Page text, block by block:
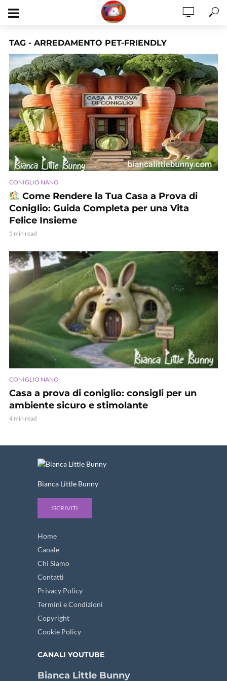
TAG - ARREDAMENTO PET-FRIENDLY
CONIGLIO NANO
Come Rendere la Tua Casa a Prova di
Coniglio: Guida Completa per una Vita
Felice Insieme
5 min read
CONIGLIO NANO
Casa a prova di coniglio: consigli per un
ambiente sicuro e stimolante
4 min read
Bianca Little Bunny
ISCRIVITI
Home
Canale
Chi Siamo
Contatti
Privacy Policy
Termini e Condizioni
Copyright
Cookie Policy
CANALI YOUTUBE
Bianca Little Bunny